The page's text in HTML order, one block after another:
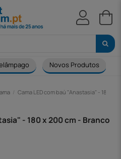
Novos Produtos
Cama LED com baú "Anastasia" - 180 x
- 180 x 200 cm - Branco